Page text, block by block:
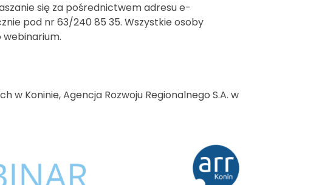
się za pośrednictwem adresu e-
pod nr 63/240 85 35. Wszystkie osoby
w Koninie, Agencja Rozwoju Regionalnego S.A. w